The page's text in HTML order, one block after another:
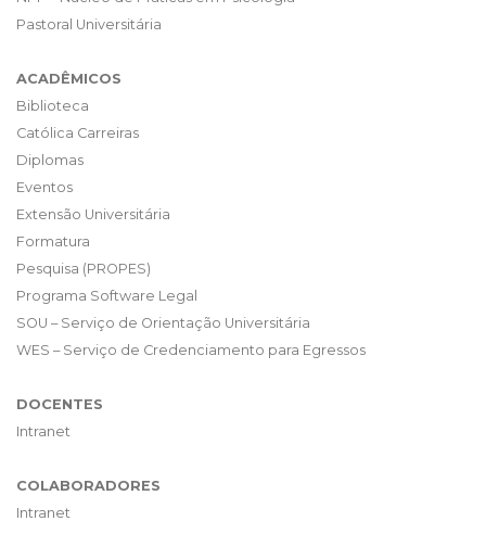
Pastoral Universitária
ACADÊMICOS
Biblioteca
Católica Carreiras
Diplomas
Eventos
Extensão Universitária
Formatura
Pesquisa (PROPES)
Programa Software Legal
SOU – Serviço de Orientação Universitária
WES – Serviço de Credenciamento para Egressos
DOCENTES
Intranet
COLABORADORES
Intranet